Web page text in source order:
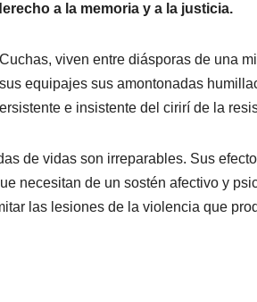
a la memoria y a la justicia.
viven entre diásporas de una
sus equipajes sus amontonadas
e insistente del cirirí de la
de vidas son irreparables. Sus
necesitan de un sostén afectivo y
las lesiones de la violencia que